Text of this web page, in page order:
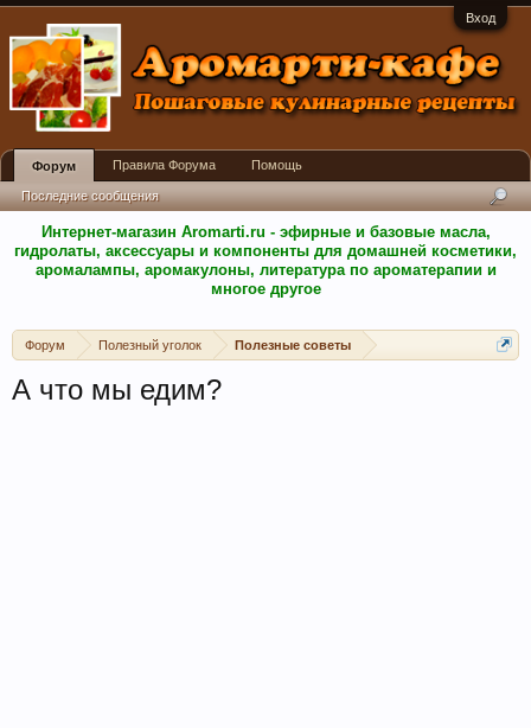
Вход
Интернет-магазин Aromarti.ru - эфирные и базовые масла,
гидролаты, аксессуары и компоненты для домашней косметики,
аромалампы, аромакулоны, литература по ароматерапии и
многое другое
Форум Полезный уголок Полезные советы
А что мы едим?
Форум
Последние сообщения
Правила Форума Помощь